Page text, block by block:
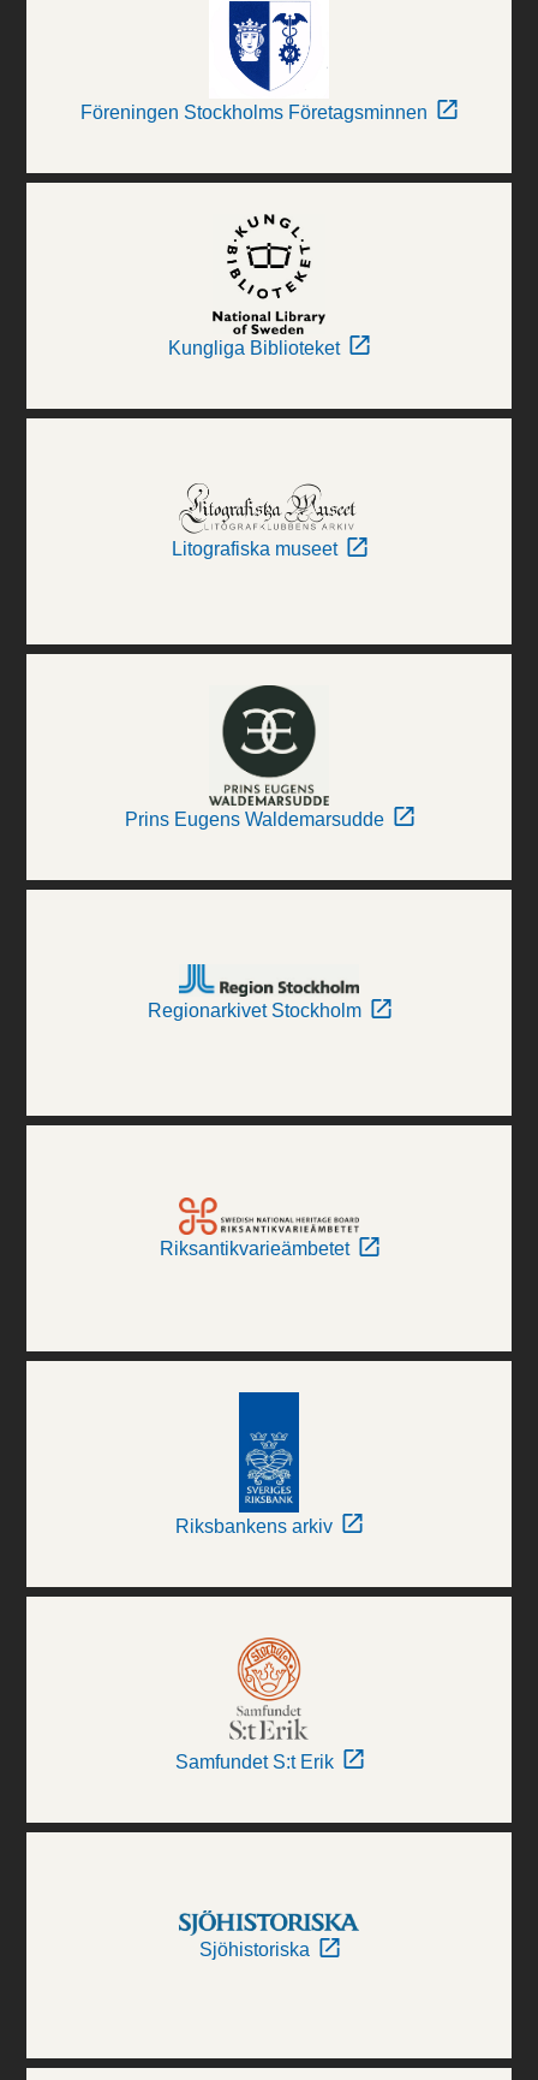
Föreningen Stockholms Företagsminnen
Kungliga Biblioteket
Litografiska museet
Prins Eugens Waldemarsudde
Regionarkivet Stockholm
Riksantikvarieämbetet
Riksbankens arkiv
Samfundet S:t Erik
Sjöhistoriska